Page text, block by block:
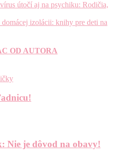
útočí aj na psychiku: Rodičia,
izolácii: knihy pre deti na
OD AUTORA
Nie je dôvod na obavy!